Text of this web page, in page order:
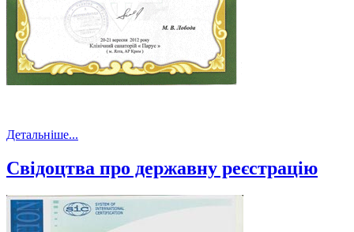
Детальніше...
Cвідоцтва про державну реєстрацію